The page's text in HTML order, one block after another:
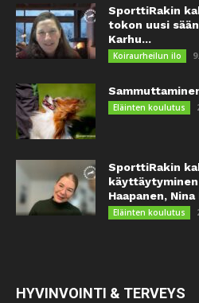
SporttiRakin
tokon uusi
Karhu...
Koiraurheilun ilo
Eläinten koulutus
SporttiRakin
Haapanen, Nina
Eläinten koulutus
HYVINVOINTI & TERVEYS